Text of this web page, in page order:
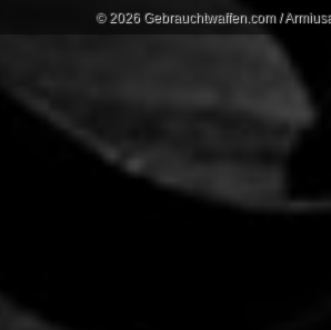
© 2026 Gebrauchtwaffen.com /